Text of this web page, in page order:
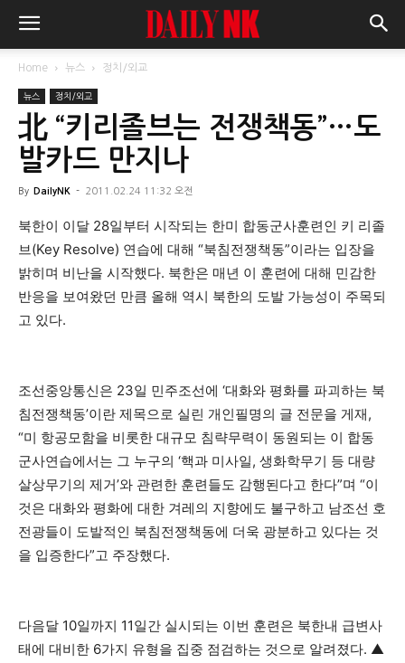
Home 뉴스 정치/외교
뉴스 정치/외교
北 “키리졸브는 전쟁책동”…도
발카드 만지나
By DailyNK - 2011.02.24 11:32 오전
북한이 이달 28일부터 시작되는 한미 합동군사훈련인 키 리졸
브(Key Resolve) 연습에 대해 “북침전쟁책동”이라는 입장을
밝히며 비난을 시작했다. 북한은 매년 이 훈련에 대해 민감한
반응을 보여왔던 만큼 올해 역시 북한의 도발 가능성이 주목되
고 있다.
조선중앙통신은 23일 민주조선에 ‘대화와 평화를 파괴하는 북
침전쟁책동’이란 제목으로 실린 개인필명의 글 전문을 게재,
“미 항공모함을 비롯한 대규모 침략무력이 동원되는 이 합동
군사연습에서는 그 누구의 ‘핵과 미사일, 생화학무기 등 대량
살상무기의 제거’와 관련한 훈련들도 감행된다고 한다”며 “이
것은 대화와 평화에 대한 겨레의 지향에도 불구하고 남조선 호
전광들이 도발적인 북침전쟁책동에 더욱 광분하고 있다는 것
을 입증한다”고 주장했다.
다음달 10일까지 11일간 실시되는 이번 훈련은 북한내 급변사
태에 대비한 6가지 유형을 집중 점검하는 것으로 알려졌다. ▲